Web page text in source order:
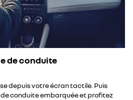
de conduite
depuis votre écran tactile. Puis
conduite embarquée et profitez